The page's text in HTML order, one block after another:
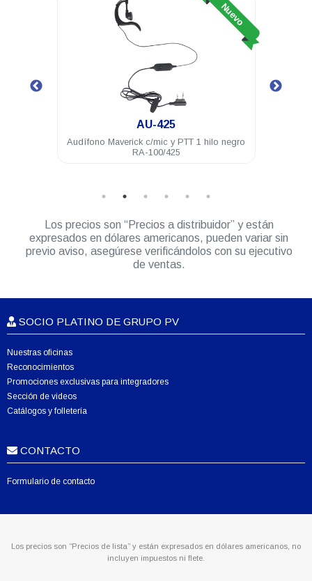
Nuevo
AU-425
Audífono Maverick c/mic y PTT 1 hilo negro
RA-100/425
Los precios son “Precios a distribuidor” y están
expresados en dólares americanos, pueden variar sin
previo aviso, asegúrese verificándolos con su ejecutivo
de ventas.
SOCIO PLATINO DE GRUPO PV
Nuestras oficinas
Reconocimientos
Promociones exclusivas para integradores
Sección de videos
Catálogos y folletería
CONTACTO
Formulario de contacto
Los precios son “Precios de lista” y están expresados en dólares americanos, no
incluyen impuestos ni flete.